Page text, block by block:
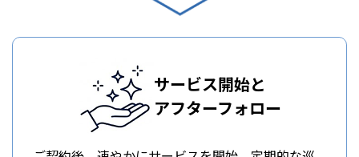
サービス開始と
アフターフォロー